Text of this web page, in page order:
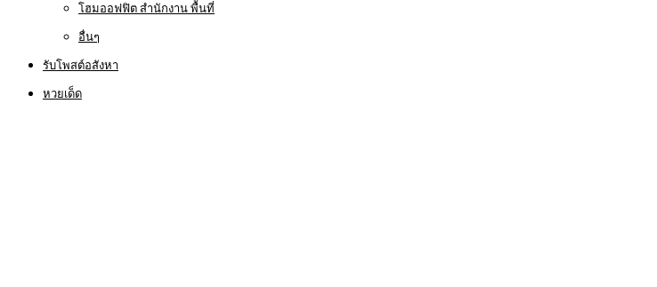
โฮมออฟฟิต สำนักงาน พื้นที่
อื่นๆ
รับโพสต์อสังหา
หวยเด็ด